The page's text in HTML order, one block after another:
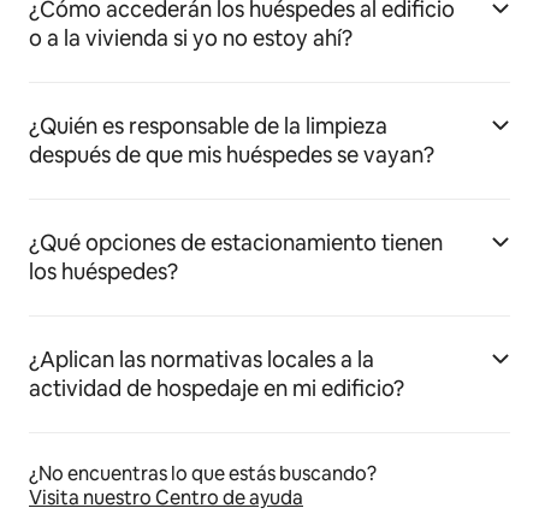
¿Cómo accederán los huéspedes al edificio
o a la vivienda si yo no estoy ahí?
¿Quién es responsable de la limpieza
después de que mis huéspedes se vayan?
¿Qué opciones de estacionamiento tienen
los huéspedes?
¿Aplican las normativas locales a la
actividad de hospedaje en mi edificio?
¿No encuentras lo que estás buscando?
Visita nuestro Centro de ayuda